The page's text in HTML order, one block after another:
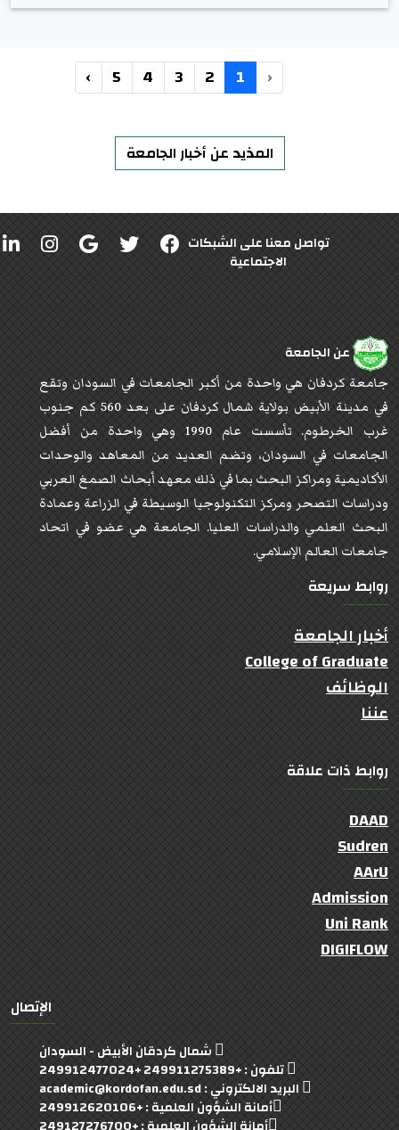
‹
1
2
3
4
5
›
المذيد عن أخبار الجامعة
تواصل معنا على الشبكات
الاجتماعية
عن الجامعة
جامعة كردفان هي واحدة من أكبر الجامعات في السودان وتقع
في مدينة الأبيض بولاية شمال كردفان على بعد 560 كم جنوب
غرب الخرطوم. تأسست عام 1990 وهي واحدة من أفضل
الجامعات في السودان، وتضم العديد من المعاهد والوحدات
الأكاديمية ومراكز البحث بما في ذلك معهد أبحاث الصمغ العربي
ودراسات التصحر ومركز التكنولوجيا الوسيطة في الزراعة وعمادة
البحث العلمي والدراسات العليا. الجامعة هي عضو في اتحاد
جامعات العالم الإسلامي.
روابط سريعة
أخبار الجامعة
College of Graduate
الوظائف
عننا
روابط ذات علاقة
DAAD
Sudren
AArU
Admission
Uni Rank
DIGIFLOW
الإتصال
شمال كردقان الأبيض - السودان
تلفون : +249911275389 +249912477024
البريد الالكتروني : academic@kordofan.edu.sd
أمانة الشؤون العلمية : +249912620106